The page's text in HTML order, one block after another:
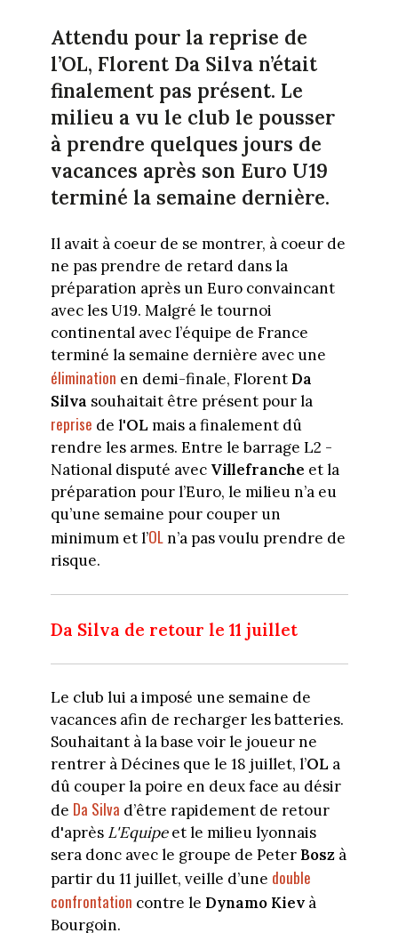
Attendu pour la reprise de
l’OL, Florent Da Silva n’était
finalement pas présent. Le
milieu a vu le club le pousser
à prendre quelques jours de
vacances après son Euro U19
terminé la semaine dernière.
Il avait à coeur de se montrer, à coeur de
ne pas prendre de retard dans la
préparation après un Euro convaincant
avec les U19. Malgré le tournoi
continental avec l’équipe de France
terminé la semaine dernière avec une
élimination en demi-finale, FlorentDa
Silva souhaitait être présent pour la
reprise de l'OL mais a finalement dû
rendre les armes. Entre le barrage L2 -
National disputé avec Villefranche et la
préparation pour l’Euro, le milieu n’a eu
qu’une semaine pour couper un
minimum et l’OLn’a pas voulu prendre de
risque.
Da Silva de retour le 11 juillet
Le club lui a imposé une semaine de
vacances afin de recharger les batteries.
Souhaitant à la base voir le joueur ne
rentrer à Décines que le 18 juillet, l’OL a
dû couper la poire en deux face au désir
de Da Silva d’être rapidement de retour
d'après L'Equipeet le milieu lyonnais
sera donc avec le groupe de Peter Boszà
partir du 11 juillet, veille d’une double
confrontation contre le Dynamo Kievà
Bourgoin.